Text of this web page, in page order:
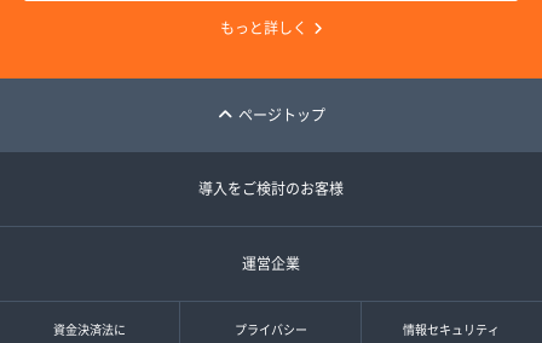
もっと詳しく
ページトップ
導入をご検討のお客様
運営企業
資金決済法に
プライバシー
情報セキュリティ